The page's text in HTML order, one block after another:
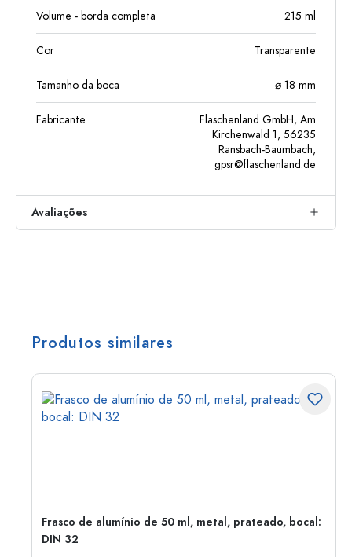
Volume - borda completa 215 ml
Cor Transparente
Tamanho da boca ⌀ 18 mm
Fabricante
Flaschenland GmbH, Am
Kirchenwald 1, 56235
Ransbach-Baumbach,
gpsr@flaschenland.de
Avaliações
Produtos similares
Frasco de alumínio de 50 ml, metal, prateado, bocal:
DIN 32